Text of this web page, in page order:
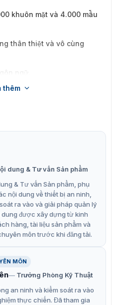
khuôn mặt và 4.000 mẫu
thân thiệt và vô cùng
ngữ.
an ninh bằng kiểm soát
thêm
dung & Tư vấn Sản phẩm
& Tư vấn Sản phẩm, phụ
nội dung về thiết bị an ninh,
ra vào và giải pháp quản lý
dung được xây dựng từ kinh
hàng, tài liệu sản phẩm và
môn trước khi đăng tải.
MÔN
Trưởng Phòng Kỹ Thuật
an ninh và kiểm soát ra vào
thực chiến. Đã tham gia